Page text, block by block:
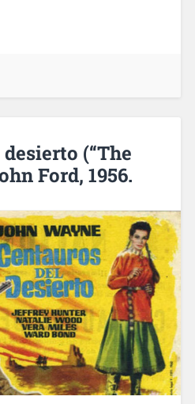
(“The
Ford, 1956.